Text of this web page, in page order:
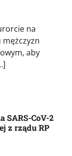
na
mężczyzn
aby
SARS-CoV-2
z rządu RP